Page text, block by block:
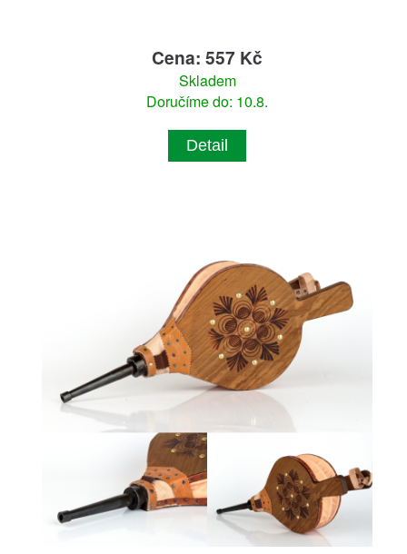
Cena: 557 Kč
Skladem
Doručíme do: 10.8.
Detail